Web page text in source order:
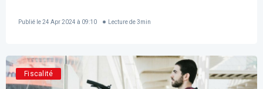
Publié le24 Apr 2024 à 09:10 Lecture de 3min
Fiscalité